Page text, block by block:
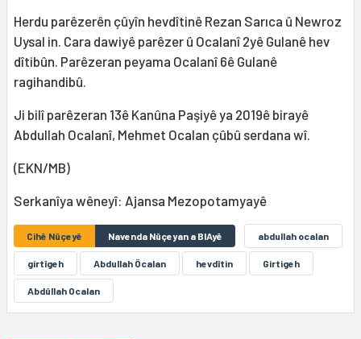
Herdu parêzerên çûyîn hevdîtinê Rezan Sarıca û Newroz
Uysal in. Cara dawiyê parêzer û Ocalanî 2yê Gulanê hev
dîtibûn. Parêzeran peyama Ocalanî 6ê Gulanê
ragihandibû.
Ji bilî parêzeran 13ê Kanûna Paşiyê ya 2019ê birayê
Abdullah Ocalanî, Mehmet Ocalan çûbû serdana wî.
(EKN/MB)
Serkanîya wêneyî: Ajansa Mezopotamyayê
Cihê Nûçeyê Navenda Nûçeyan a BIAyê abdullah ocalan
girtîgeh Abdullah Öcalan hevdîtin Girtigeh
Abdûllah Ocalan